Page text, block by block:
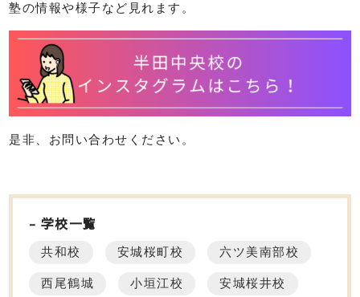
塾の情報や様子など見れます。
是非、お問い合わせください。
学校一覧
共和校 安城桜町校 六ツ美南部校
西尾鶴城 小垣江校 安城桜井校